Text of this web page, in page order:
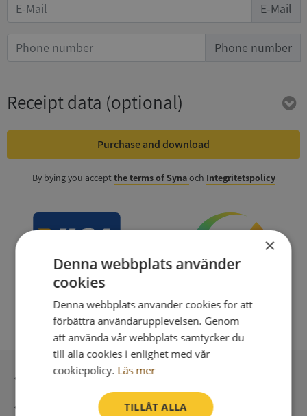
E-Mail
Phone number
Receipt data (optional)
Purchase and download
By bying you acceptthe terms of Synaoch Integritetspolicy
Secure payment with stripe
Direct digital delivery
×
Denna webbplats använder
cookies
Denna webbplats använder cookies för att
förbättra användarupplevelsen. Genom
att använda vår webbplats samtycker du
till alla cookies i enlighet med vår
cookiepolicy. Läs mer
TILLÅT ALLA